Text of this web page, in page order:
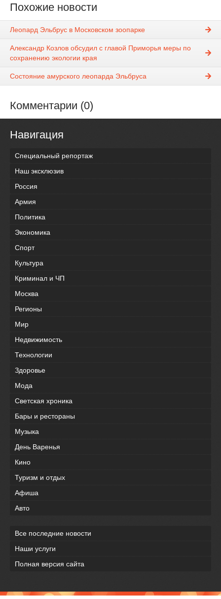
Похожие новости
Леопард Эльбрус в Московском зоопарке
Александр Козлов обсудил с главой Приморья меры по
сохранению экологии края
Состояние амурского леопарда Эльбруса
Комментарии (0)
Навигация
Специальный репортаж
Наш эксклюзив
Россия
Армия
Политика
Экономика
Спорт
Культура
Криминал и ЧП
Москва
Регионы
Мир
Недвижимость
Технологии
Здоровье
Мода
Светская хроника
Бары и рестораны
Музыка
День Варенья
Кино
Туризм и отдых
Афиша
Авто
Все последние новости
Наши услуги
Полная версия сайта